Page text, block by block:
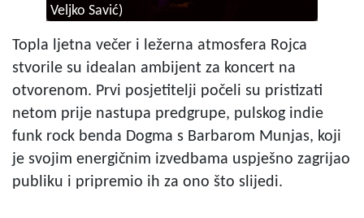
Veljko Savić)
Topla ljetna večer i ležerna atmosfera Rojca
stvorile su idealan ambijent za koncert na
otvorenom. Prvi posjetitelji počeli su pristizati
netom prije nastupa predgrupe, pulskog indie
funk rock benda Dogma s Barbarom Munjas, koji
je svojim energičnim izvedbama uspješno zagrijao
publiku i pripremio ih za ono što slijedi.